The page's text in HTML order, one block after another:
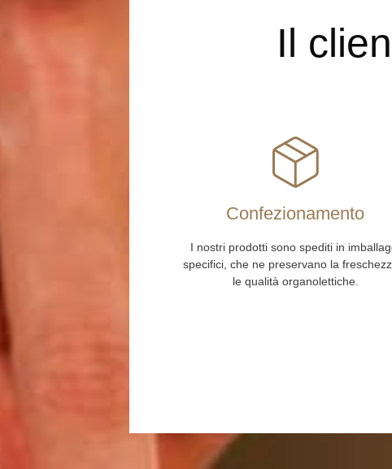
Il
Confezionamento
I nostri prodotti sono spediti in
specifici, che ne preservano la
le qualità organolettiche.